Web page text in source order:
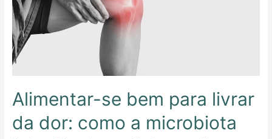
Alimentar-se bem para livrar
da dor: como a microbiota